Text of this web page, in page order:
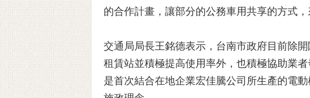
的合作計畫，讓部分的公務車用共享的方式
交通局局長王銘德表示，台南市政府目前除
租賃站並積極提高使用率外，也積極協助業
是首次結合在地企業宏佳騰公司所生產的電